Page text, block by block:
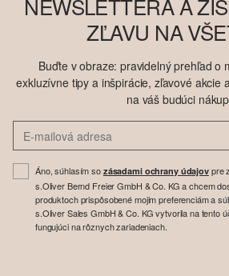
NEWSLETTERA A
ZĽAVU NA
Buďte v obraze: pravidelný prehľad o
exkluzívne tipy a inšpirácie, zľavové akcie
na váš budúci
Áno, súhlasím so zásadami ochrany údajovpre
s.Oliver Bernd Freier GmbH & Co. KG a chcem
produktoch prispôsobené mojim preferenciám a
s.Oliver Sales GmbH & Co. KG vytvorila na tento
fungujúci na rôznych zariadeniach.